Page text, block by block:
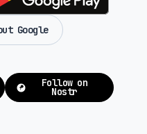
Google
Follow on
Nostr